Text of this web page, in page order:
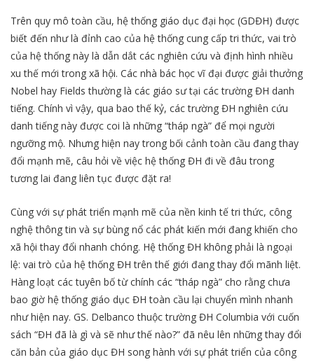
Trên quy mô toàn cầu, hệ thống giáo dục đại học (GDĐH) được
biết đến như là đỉnh cao của hệ thống cung cấp tri thức, vai trò
của hệ thống này là dẫn dắt các nghiên cứu và định hình nhiều
xu thế mới trong xã hội. Các nhà bác học vĩ đại được giải thưởng
Nobel hay Fields thường là các giáo sư tại các trường ĐH danh
tiếng. Chính vì vậy, qua bao thế kỷ, các trường ĐH nghiên cứu
danh tiếng này được coi là những “tháp ngà” để mọi người
ngưỡng mộ. Nhưng hiện nay trong bối cảnh toàn cầu đang thay
đổi mạnh mẽ, câu hỏi về việc hệ thống ĐH đi về đâu trong
tương lai đang liên tục được đặt ra!
Cùng với sự phát triển mạnh mẽ của nền kinh tế tri thức, công
nghệ thông tin và sự bùng nổ các phát kiến mới đang khiến cho
xã hội thay đổi nhanh chóng. Hệ thống ĐH không phải là ngoại
lệ: vai trò của hệ thống ĐH trên thế giới đang thay đổi mãnh liệt.
Hàng loạt các tuyên bố từ chính các “tháp ngà” cho rằng chưa
bao giờ hệ thống giáo dục ĐH toàn cầu lại chuyển mình nhanh
như hiện nay. GS. Delbanco thuộc trường ĐH Columbia với cuốn
sách “ĐH đã là gì và sẽ như thế nào?” đã nêu lên những thay đổi
căn bản của giáo dục ĐH song hành với sự phát triển của công